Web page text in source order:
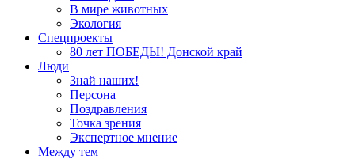
В мире животных
Экология
Спецпроекты
80 лет ПОБЕДЫ! Донской край
Люди
Знай наших!
Персона
Поздравления
Точка зрения
Экспертное мнение
Между тем